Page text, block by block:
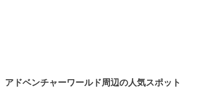
アドベンチャーワールド周辺の人気スポット